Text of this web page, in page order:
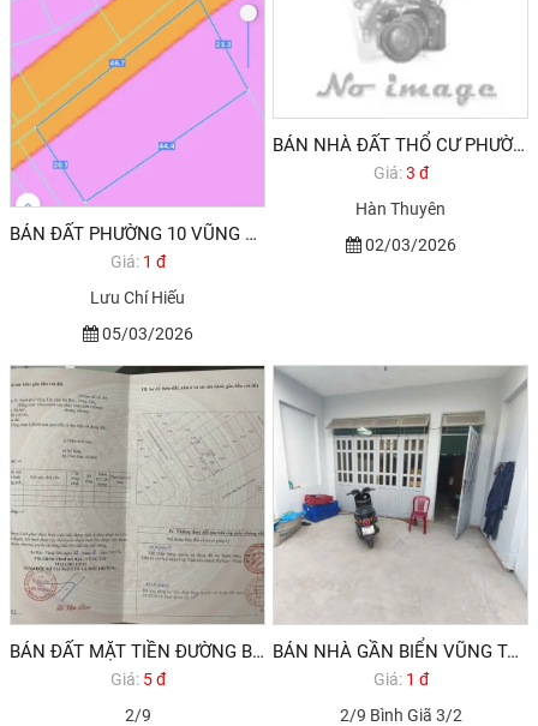
BÁN ĐẤT PHƯỜNG 10 VŨNG TÀU GẦN KHU ĐÔ THỊ CHÍ LINH VŨNG TÀU
Giá: 1 đ
Lưu Chí Hiếu
05/03/2026
BÁN NHÀ ĐẤT THỔ CƯ PHƯỜNG 10 VŨNG TÀU
Giá:3 đ
Hàn Thuyên
02/03/2026
BÁN ĐẤT MẶT TIỀN ĐƯỜNG BỜ KÊNH KHU KHANG LINH PHƯỜNG 10 VŨNG TÀU
Giá: 5 đ
2/9
BÁN NHÀ GẦN BIỂN VŨNG TÀU PHƯỜNG 10 GẦN KHU KHANG LINH. HƯỚNG BẮC
Giá: 1 đ
2/9 Bình Giã 3/2